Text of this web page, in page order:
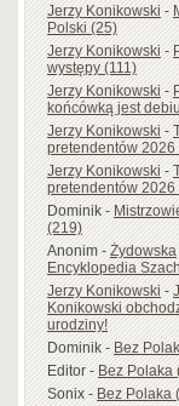
Jerzy Konikowski-
Polski (25)
Jerzy Konikowski-
występy (111)
Jerzy Konikowski-
końcówką jest
Jerzy Konikowski-
pretendentów 2026
Jerzy Konikowski-
pretendentów 2026
Dominik-
(219)
Anonim-Żydowska
Encyklopedia
Jerzy Konikowski-
Konikowski
urodziny!
Dominik-Bez
Editor-Bez Polaka
Sonix-Bez Polaka